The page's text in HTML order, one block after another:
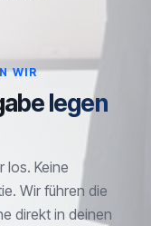
WIR
legen
los. Keine
Wir führen die
direkt in deinen